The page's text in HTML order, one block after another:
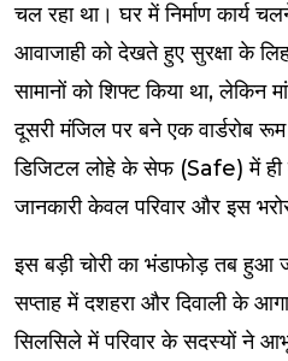
चल रहा था। घर में निर्माण कार्य
आवाजाही को देखते हुए सुरक्षा के
सामानों को शिफ्ट किया था, लेकिन
दूसरी मंजिल पर बने एक वार्डरोब
डिजिटल लोहे के सेफ (Safe) में
जानकारी केवल परिवार और इस
इस बड़ी चोरी का भंडाफोड़ तब
सप्ताह में दशहरा और दिवाली के
सिलसिले में परिवार के सदस्यों ने